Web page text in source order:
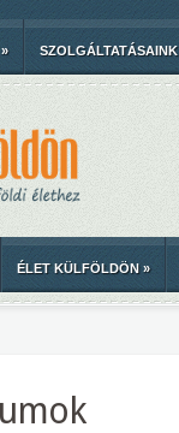
SZOLGÁLTATÁSAINK
ÉLET KÜLFÖLDÖN »